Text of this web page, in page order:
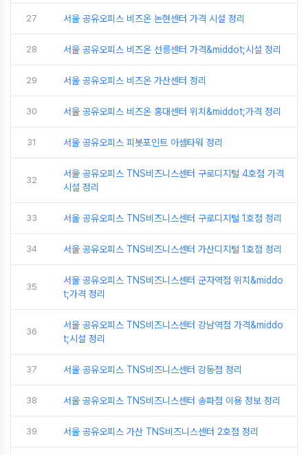
27 서울 공유오피스 비즈온 논현센터 가격 시설 정리
28 서울 공유오피스 비즈온 선릉센터 가격&middot;시설 정리
29 서울 공유오피스 비즈온 가산센터 정리
30 서울 공유오피스 비즈온 홍대센터 위치&middot;가격 정리
31 서울 공유오피스 피봇포인트 아셈타워 정리
32
서울 공유오피스 TNS비즈니스센터 구로디지털 4호점 가격
시설 정리
33 서울 공유오피스 TNS비즈니스센터 구로디지털 1호점 정리
34 서울 공유오피스 TNS비즈니스센터 가산디지털 1호점 정리
35
서울 공유오피스 TNS비즈니스센터 군자역점 위치&middo
t;가격 정리
36
서울 공유오피스 TNS비즈니스센터 강남역점 가격&middo
t;시설 정리
37 서울 공유오피스 TNS비즈니스센터 강동점 정리
38 서울 공유오피스 TNS비즈니스센터 송파점 이용 정보 정리
39 서울 공유오피스 가산 TNS비즈니스센터 2호점 정리